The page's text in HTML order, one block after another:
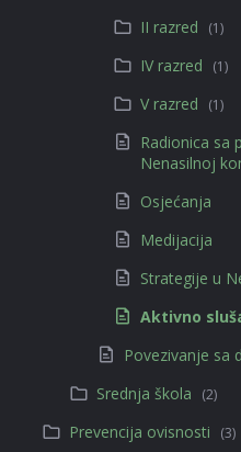
II razred (1)
IV razred (1)
V razred (1)
Radionica sa
Nenasilnoj
Osjećanja
Medijacija
Strategije u
Aktivno
Povezivanje sa
Srednja škola
(2)
Prevencija ovisnosti (3)